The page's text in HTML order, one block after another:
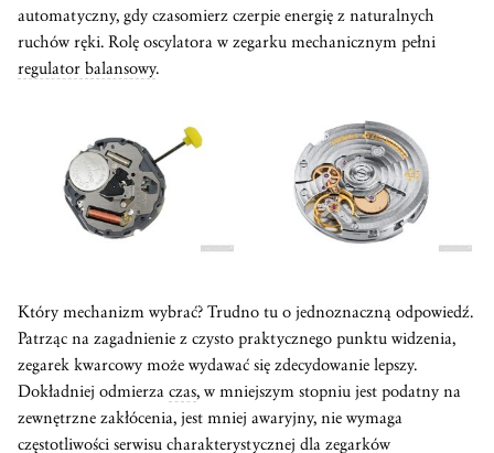
automatyczny, gdy czasomierz czerpie energię z naturalnych
ruchów ręki. Rolę oscylatora w zegarku mechanicznym pełni
regulator balansowy.
Który mechanizm wybrać? Trudno tu o jednoznaczną odpowiedź.
Patrząc na zagadnienie z czysto praktycznego punktu widzenia,
zegarek kwarcowy może wydawać się zdecydowanie lepszy.
Dokładniej odmierza czas, w mniejszym stopniu jest podatny na
zewnętrzne zakłócenia, jest mniej awaryjny, nie wymaga
częstotliwości serwisu charakterystycznej dla zegarków